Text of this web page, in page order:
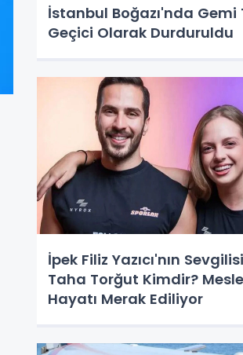
İstanbul Boğazı'nda Gemi
Geçici Olarak Durduruldu
İpek Filiz Yazıcı'nın
Taha Torğut Kimdir?
Hayatı Merak Ediliyor